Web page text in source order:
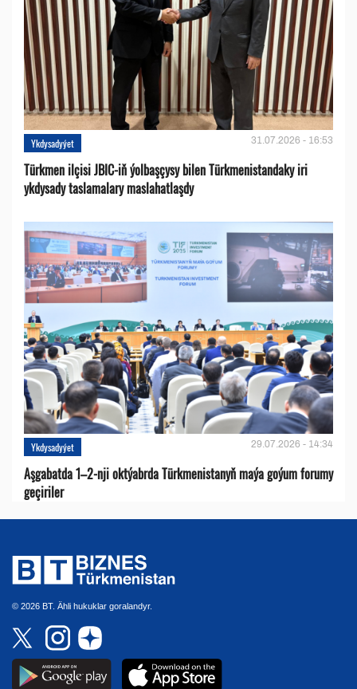
Ykdysadyýet 31.07.2026 - 16:53
Türkmen ilçisi JBIC-iň ýolbaşçysy bilen Türkmenistandaky iri
ykdysady taslamalary maslahatlaşdy
Ykdysadyýet 29.07.2026 - 14:34
Aşgabatda 1–2-nji oktýabrda Türkmenistanyň maýa goýum forumy
geçiriler
© 2026 BT. Ähli hukuklar goralandyr.